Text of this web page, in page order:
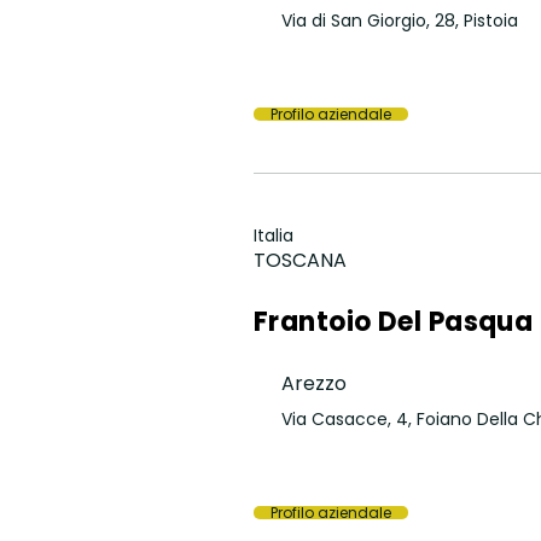
Via di San Giorgio, 28, Pistoia
Profilo aziendale
Italia
TOSCANA
Frantoio Del Pasqua
Arezzo
Via Casacce, 4, Foiano Della
Profilo aziendale